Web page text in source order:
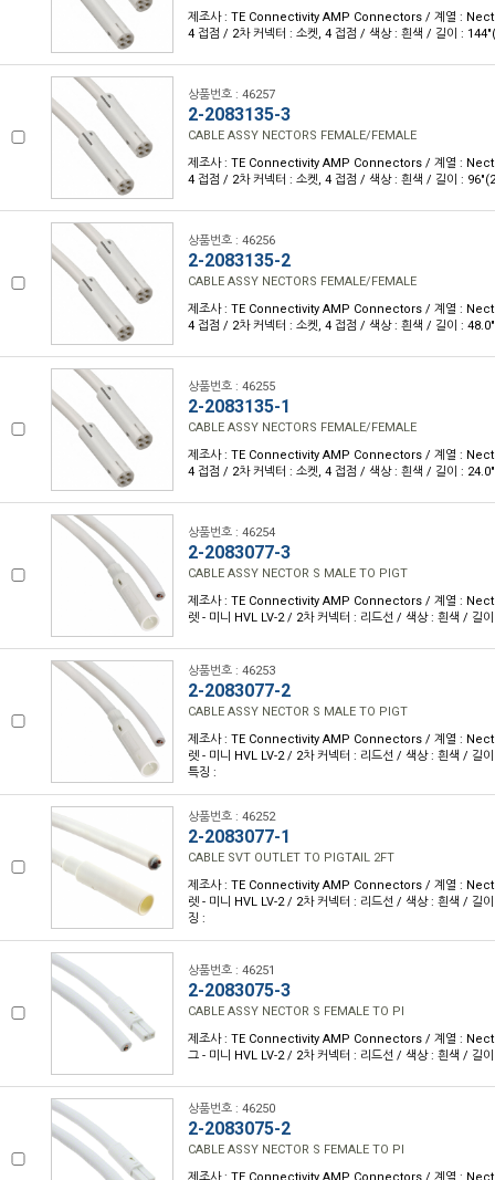
제조사 : TE Connectivity AMP Connectors / 계열 :
4 접점 / 2차 커넥터 : 소켓, 4 접점 / 색상 : 흰색 / 길이 :
상품번호 : 46257
2-2083135-3
CABLE ASSY NECTORS FEMALE/FEMALE
제조사 : TE Connectivity AMP Connectors / 계열 :
4 접점 / 2차 커넥터 : 소켓, 4 접점 / 색상 : 흰색 / 길이 :
상품번호 : 46256
2-2083135-2
CABLE ASSY NECTORS FEMALE/FEMALE
제조사 : TE Connectivity AMP Connectors / 계열 :
4 접점 / 2차 커넥터 : 소켓, 4 접점 / 색상 : 흰색 / 길이 :
상품번호 : 46255
2-2083135-1
CABLE ASSY NECTORS FEMALE/FEMALE
제조사 : TE Connectivity AMP Connectors / 계열 :
4 접점 / 2차 커넥터 : 소켓, 4 접점 / 색상 : 흰색 / 길이 :
상품번호 : 46254
2-2083077-3
CABLE ASSY NECTOR S MALE TO PIGT
제조사 : TE Connectivity AMP Connectors / 계열 :
렛 - 미니 HVL LV-2 / 2차 커넥터 : 리드선 / 색상 : 흰색 / 길
상품번호 : 46253
2-2083077-2
CABLE ASSY NECTOR S MALE TO PIGT
제조사 : TE Connectivity AMP Connectors / 계열 :
렛 - 미니 HVL LV-2 / 2차 커넥터 : 리드선 / 색상 : 흰색 /
특징 :
상품번호 : 46252
2-2083077-1
CABLE SVT OUTLET TO PIGTAIL 2FT
제조사 : TE Connectivity AMP Connectors / 계열 :
렛 - 미니 HVL LV-2 / 2차 커넥터 : 리드선 / 색상 : 흰색 /
징 :
상품번호 : 46251
2-2083075-3
CABLE ASSY NECTOR S FEMALE TO PI
제조사 : TE Connectivity AMP Connectors / 계열 :
그 - 미니 HVL LV-2 / 2차 커넥터 : 리드선 / 색상 : 흰색 / 길
상품번호 : 46250
2-2083075-2
CABLE ASSY NECTOR S FEMALE TO PI